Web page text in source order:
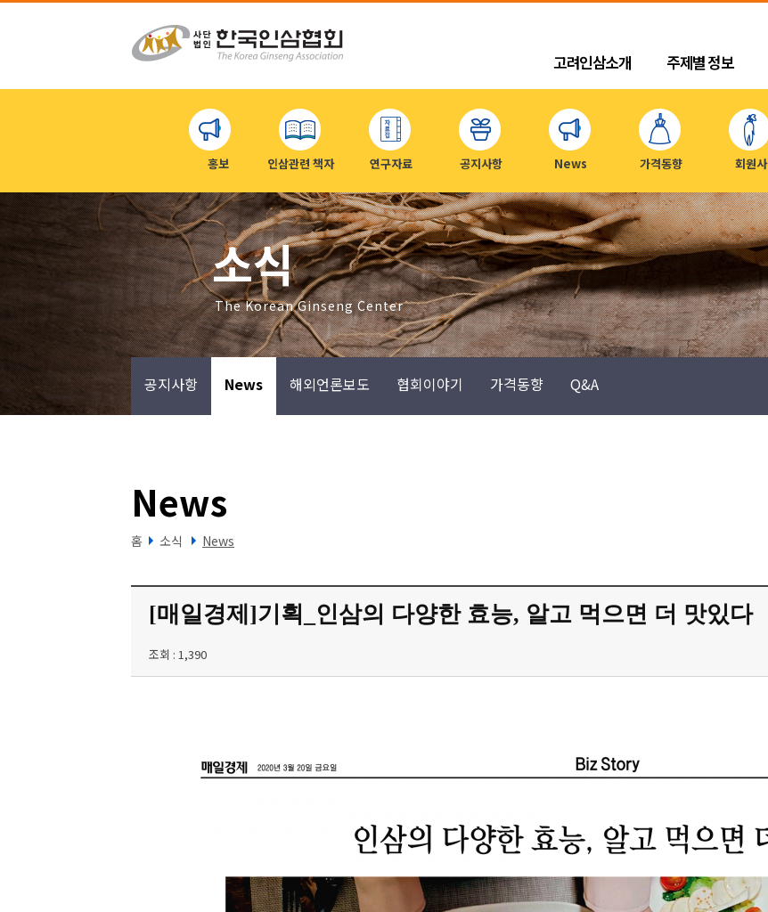
고려인삼소개 주제별 정보
홍보 인삼관련 책자 연구자료 공지사항 News 가격동향 회원사
소식
The Korean Ginseng Center
공지사항 News 해외언론보도 협회이야기 가격동향 Q&A
News
홈 소식 News
[매일경제]기획_인삼의 다양한 효능, 알고 먹으면 더 맛있다
조회 : 1,390